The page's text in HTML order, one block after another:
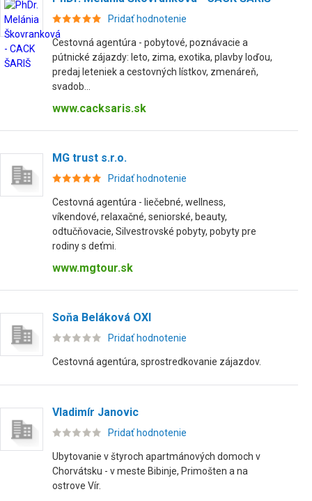
Pridať hodnotenie
Cestovná agentúra - pobytové, poznávacie a
pútnické zájazdy: leto, zima, exotika, plavby loďou,
predaj leteniek a cestovných lístkov, zmenáreň,
svadob...
www.cacksaris.sk
MG trust s.r.o.
Pridať hodnotenie
Cestovná agentúra - liečebné, wellness,
víkendové, relaxačné, seniorské, beauty,
odtučňovacie, Silvestrovské pobyty, pobyty pre
rodiny s deťmi.
www.mgtour.sk
Soňa Beláková OXI
Pridať hodnotenie
Cestovná agentúra, sprostredkovanie zájazdov.
Vladimír Janovic
Pridať hodnotenie
Ubytovanie v štyroch apartmánových domoch v
Chorvátsku - v meste Bibinje, Primošten a na
ostrove Vír.